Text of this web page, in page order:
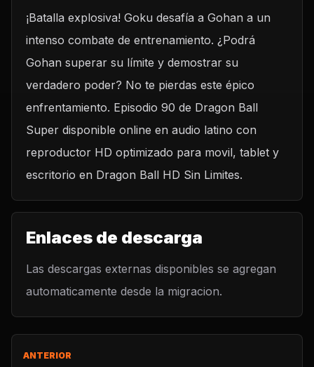
¡Batalla explosiva! Goku desafía a Gohan a un
intenso combate de entrenamiento. ¿Podrá
Gohan superar su límite y demostrar su
verdadero poder? No te pierdas este épico
enfrentamiento. Episodio 90 de Dragon Ball
Super disponible online en audio latino con
reproductor HD optimizado para movil, tablet y
escritorio en Dragon Ball HD Sin Limites.
Enlaces de descarga
Las descargas externas disponibles se agregan
automaticamente desde la migracion.
ANTERIOR